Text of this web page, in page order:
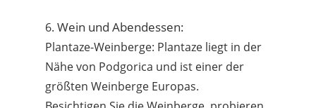
6. Wein und Abendessen:
Plantaze-Weinberge: Plantaze liegt in der
Nähe von Podgorica und ist einer der
größten Weinberge Europas.